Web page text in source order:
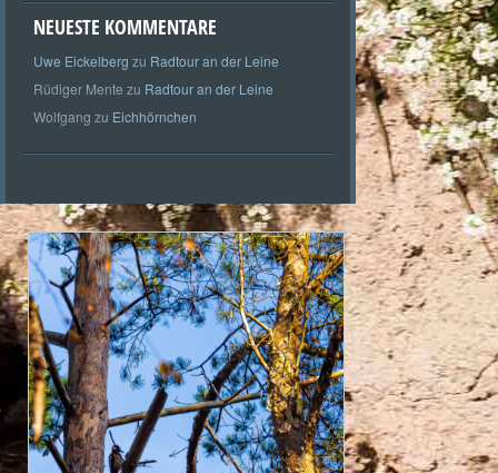
NEUESTE KOMMENTARE
Uwe Eickelberg zu Radtour an der Leine
Rüdiger Mente zu Radtour an der Leine
Wolfgang zu Eichhörnchen